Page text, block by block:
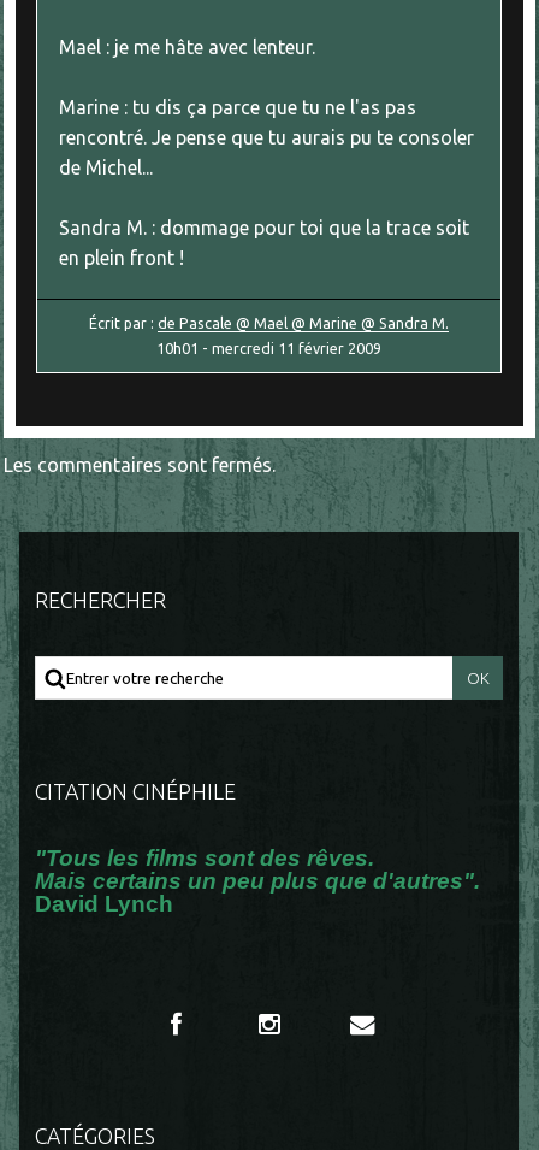
Mael : je me hâte avec lenteur.
Marine : tu dis ça parce que tu ne l'as pas
rencontré. Je pense que tu aurais pu te consoler
de Michel...
Sandra M. : dommage pour toi que la trace soit
en plein front !
Écrit par :de Pascale @ Mael @ Marine @ Sandra M.
10h01 -mercredi 11 février 2009
Les commentaires sont fermés.
RECHERCHER
CITATION CINÉPHILE
"Tous les films sont des rêves.
Mais certains un peu plus que d'autres".
David Lynch
CATÉGORIES